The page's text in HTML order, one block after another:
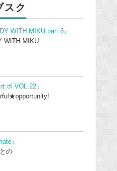
スク
WITH MIKU part 6』
WITH MIKU
ポ VOL.22』
』
の